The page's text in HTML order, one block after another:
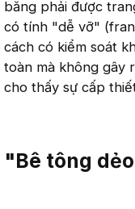
băng phải được
có tính "dễ vỡ"
cách có kiểm soát
toàn mà không gây
cho thấy sự cấp
"Bê tông